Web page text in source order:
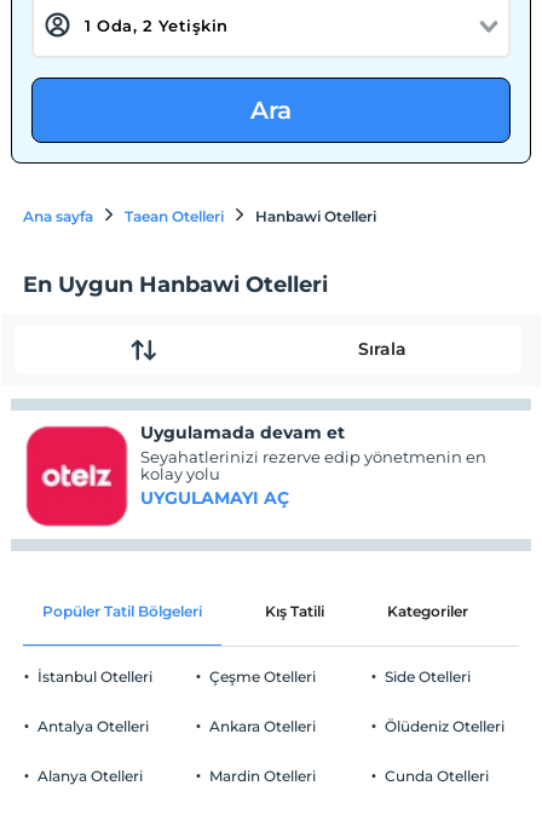
Ara
Ana sayfa Taean Otelleri Hanbawi Otelleri
En Uygun Hanbawi Otelleri
Sırala
Uygulamada devam et
Seyahatlerinizi rezerve edip yönetmenin en
kolay yolu
UYGULAMAYI AÇ
Popüler Tatil Bölgeleri Kış Tatili Kategoriler
İstanbul Otelleri
Antalya Otelleri
Alanya Otelleri
Çeşme Otelleri
Ankara Otelleri
Mardin Otelleri
Side Otelleri
Ölüdeniz Otelleri
Cunda Otelleri